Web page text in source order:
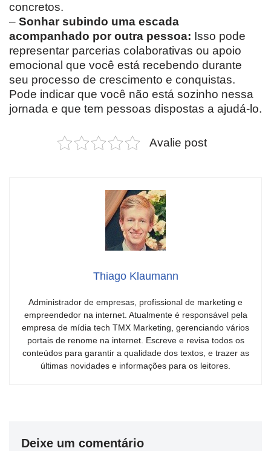
concretos.
– Sonhar subindo uma escada
acompanhado por outra pessoa: Isso pode
representar parcerias colaborativas ou apoio
emocional que você está recebendo durante
seu processo de crescimento e conquistas.
Pode indicar que você não está sozinho nessa
jornada e que tem pessoas dispostas a ajudá-lo.
Avalie post
Thiago Klaumann
Administrador de empresas, profissional de marketing e
empreendedor na internet. Atualmente é responsável pela
empresa de mídia tech TMX Marketing, gerenciando vários
portais de renome na internet. Escreve e revisa todos os
conteúdos para garantir a qualidade dos textos, e trazer as
últimas novidades e informações para os leitores.
Deixe um comentário